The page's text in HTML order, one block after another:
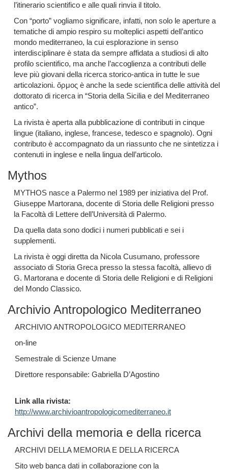
l’itinerario scientifico e alle quali rinvia il titolo.
Con “porto” vogliamo significare, infatti, non solo le aperture a
tematiche di ampio respiro su molteplici aspetti dell’antico
mondo mediterraneo, la cui esplorazione in senso
interdisciplinare è stata da sempre affidata a studiosi di alto
profilo scientifico, ma anche l’accoglienza a contributi delle
leve più giovani della ricerca storico-antica in tutte le sue
articolazioni. ὅρμος è anche la sede scientifica delle attività del
dottorato di ricerca in “Storia della Sicilia e del Mediterraneo
antico”.
La rivista è aperta alla pubblicazione di contributi in cinque
lingue (italiano, inglese, francese, tedesco e spagnolo). Ogni
contributo è accompagnato da un riassunto che ne sintetizza i
contenuti in inglese e nella lingua dell’articolo.
Mythos
MYTHOS nasce a Palermo nel 1989 per iniziativa del Prof.
Giuseppe Martorana, docente di Storia delle Religioni presso
la Facoltà di Lettere dell’Università di Palermo.
Da quella data sono dodici i numeri pubblicati e sei i
supplementi.
La rivista è oggi diretta da Nicola Cusumano, professore
associato di Storia Greca presso la stessa facoltà, allievo di
G. Martorana e docente di Storia delle Religioni e di Religioni
del Mondo Classico.
Archivio Antropologico Mediterraneo
ARCHIVIO ANTROPOLOGICO MEDITERRANEO
on-line
Semestrale di Scienze Umane
Direttore responsabile: Gabriella D’Agostino
Link alla rivista:
http://www.archivioantropologicomediterraneo.it
Archivi della memoria e della ricerca
ARCHIVI DELLA MEMORIA E DELLA RICERCA
Sito web banca dati in collaborazione con la